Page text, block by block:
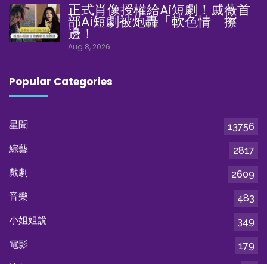
正式肖像授權給Ai短劇！戚薇首
部Ai短劇被炮轟「軟色情」擦
邊！
Aug 8, 2026
Popular Categories
星聞
13756
綜藝
2817
戲劇
2609
音樂
483
小姐姐說
349
電影
179